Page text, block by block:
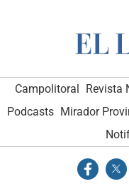
Campolitoral Revista
Podcasts Mirador